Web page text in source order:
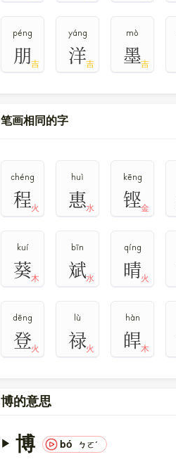
péng
朋吉
yáng
洋吉
mò
墨吉
笔画相同的字
chéng
程火
huì
惠水
kēng
铿金
kuí
葵木
bīn
斌水
qíng
晴火
dēng
登火
lù
禄火
hàn
皔木
博的意思
博 bó ㄅㄛˊ